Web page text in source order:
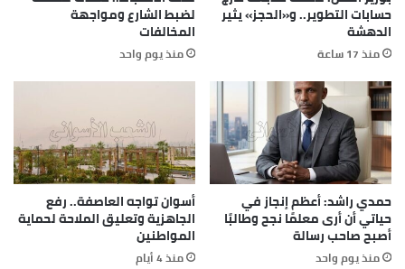
حسابات التطوير.. و«الحجز» يثير
الدهشة
منذ 17 ساعة
لضبط الشارع ومواجهة
المخالفات
منذ يوم واحد
حمدي راشد: أعظم إنجاز في
حياتي أن أرى معلمًا نجح وطالبًا
أصبح صاحب رسالة
منذ يوم واحد
أسوان تواجه العاصفة.. رفع
الجاهزية وتعليق الملاحة لحماية
المواطنين
منذ 4 أيام